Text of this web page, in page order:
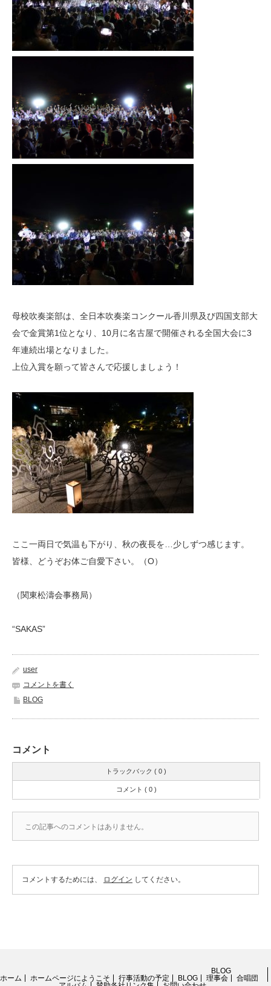
母校吹奏楽部は、全日本吹奏楽コンクール香川県及び四国支部大
会で金賞第1位となり、10月に名古屋で開催される全国大会に3
年連続出場となりました。
上位入賞を願って皆さんで応援しましょう！
ここ一両日で気温も下がり、秋の夜長を…少しずつ感じます。
皆様、どうぞお体ご自愛下さい。（O）
（関東松濤会事務局）
“SAKAS”
user
コメントを書く
BLOG
コメント
トラックバック ( 0 )
コメント ( 0 )
この記事へのコメントはありません。
コメントするためには、 ログイン してください。
ホーム ホームページにようこそ 行事活動の予定
BLOG
BLOG
理事会
合唱団